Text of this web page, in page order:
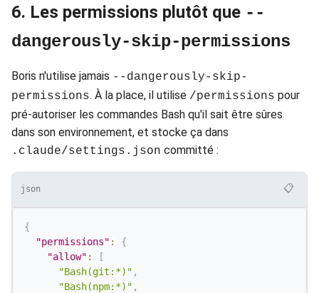
6. Les permissions plutôt que --
dangerously-skip-permissions
Boris n'utilise jamais --dangerously-skip-
permissions. À la place, il utilise /permissions pour
pré-autoriser les commandes Bash qu'il sait être sûres
dans son environnement, et stocke ça dans
.claude/settings.json committé :
json 📋
{
"permissions" :
{
"allow" :
[
"Bash(git:*)" ,
"Bash(npm:*)" ,